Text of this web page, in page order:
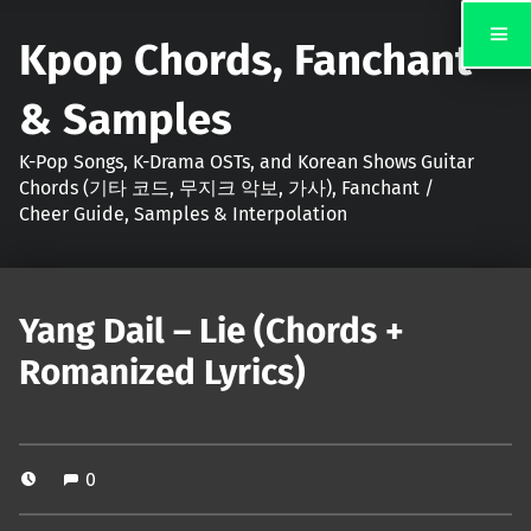
Kpop Chords, Fanchant
& Samples
K-Pop Songs, K-Drama OSTs, and Korean Shows Guitar
Chords (기타 코드, 무지크 악보, 가사), Fanchant /
Cheer Guide, Samples & Interpolation
Yang Dail – Lie (Chords +
Romanized Lyrics)
0